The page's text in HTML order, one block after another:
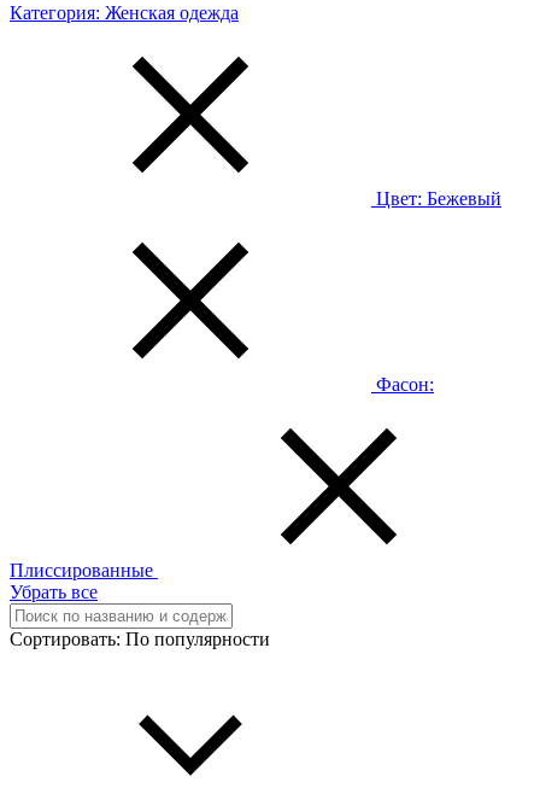
Категория: Женская одежда
Цвет: Бежевый
Фасон:
Плиссированные
Убрать все
Сортировать: По популярности